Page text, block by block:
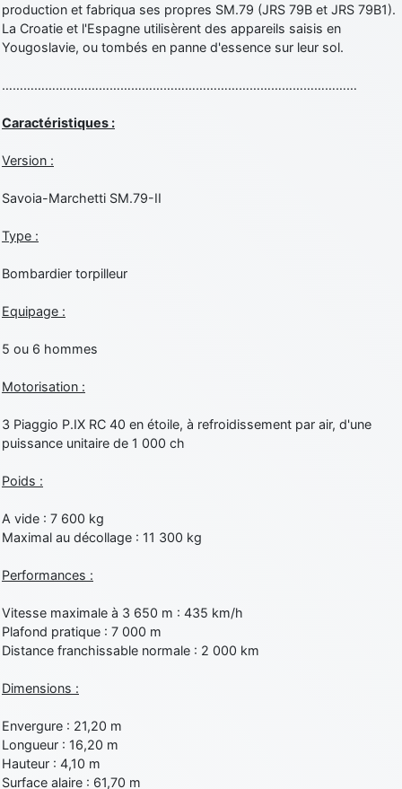
production et fabriqua ses propres SM.79 (JRS 79B et JRS 79B1).
La Croatie et l'Espagne utilisèrent des appareils saisis en
Yougoslavie, ou tombés en panne d'essence sur leur sol.
………………………………………………………………………………………
Caractéristiques :
Version :
Savoia-Marchetti SM.79-II
Type :
Bombardier torpilleur
Equipage :
5 ou 6 hommes
Motorisation :
3 Piaggio P.IX RC 40 en étoile, à refroidissement par air, d'une
puissance unitaire de 1 000 ch
Poids :
A vide : 7 600 kg
Maximal au décollage : 11 300 kg
Performances :
Vitesse maximale à 3 650 m : 435 km/h
Plafond pratique : 7 000 m
Distance franchissable normale : 2 000 km
Dimensions :
Envergure : 21,20 m
Longueur : 16,20 m
Hauteur : 4,10 m
Surface alaire : 61,70 m